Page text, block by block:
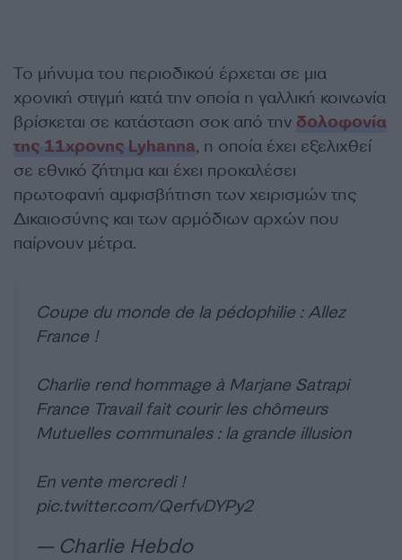
Το μήνυμα του περιοδικού έρχεται σε μια
χρονική στιγμή κατά την οποία η γαλλική κοινωνία
βρίσκεται σε κατάσταση σοκ από την δολοφονία
της 11χρονης Lyhanna, η οποία έχει εξελιχθεί
σε εθνικό ζήτημα και έχει προκαλέσει
πρωτοφανή αμφισβήτηση των χειρισμών της
Δικαιοσύνης και των αρμόδιων αρχών που
παίρνουν μέτρα.
Coupe du monde de la pédophilie : Allez
France !
Charlie rend hommage à Marjane Satrapi
France Travail fait courir les chômeurs
Mutuelles communales : la grande illusion
En vente mercredi !
pic.twitter.com/QerfvDYPy2
— Charlie Hebdo